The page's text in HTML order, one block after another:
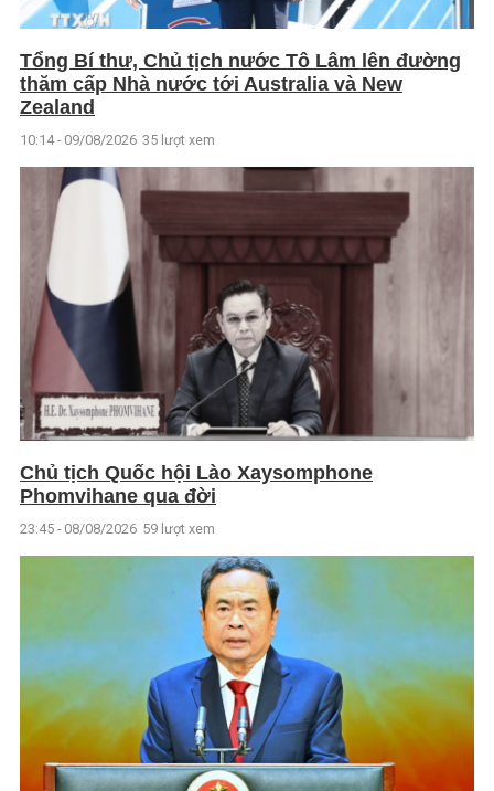
Tổng Bí thư, Chủ tịch nước Tô Lâm lên đường
thăm cấp Nhà nước tới Australia và New
Zealand
10:14 - 09/08/2026 35 lượt xem
Chủ tịch Quốc hội Lào Xaysomphone
Phomvihane qua đời
23:45 - 08/08/2026 59 lượt xem